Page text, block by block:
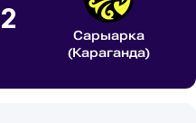
Сарыарка
(Караганда)